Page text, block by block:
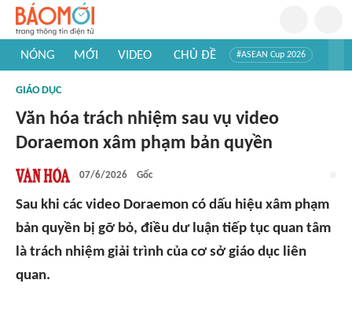
NÓNG MỚI VIDEO CHỦ ĐỀ #ASEAN Cup 2026
#Khám phá thế giới
GIÁO DỤC
Văn hóa trách nhiệm sau vụ video
Doraemon xâm phạm bản quyền
07/6/2026 Gốc
Sau khi các video Doraemon có dấu hiệu xâm phạm
bản quyền bị gỡ bỏ, điều dư luận tiếp tục quan tâm
là trách nhiệm giải trình của cơ sở giáo dục liên
quan.